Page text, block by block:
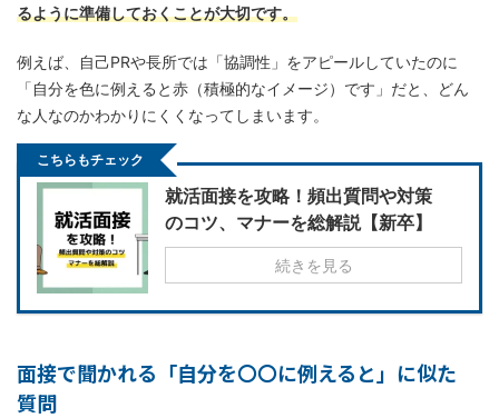
るように準備しておくことが大切です。
例えば、自己PRや長所では「協調性」をアピールしていたのに
「自分を色に例えると赤（積極的なイメージ）です」だと、どん
な人なのかわかりにくくなってしまいます。
こちらもチェック
就活面接を攻略！頻出質問や対策
のコツ、マナーを総解説【新卒】
続きを見る
面接で聞かれる「自分を〇〇に例えると」に似た
質問